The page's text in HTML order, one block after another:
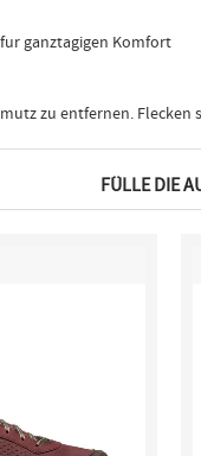
ganztagigen Komfort
zu entfernen.
FÜLLE DIE